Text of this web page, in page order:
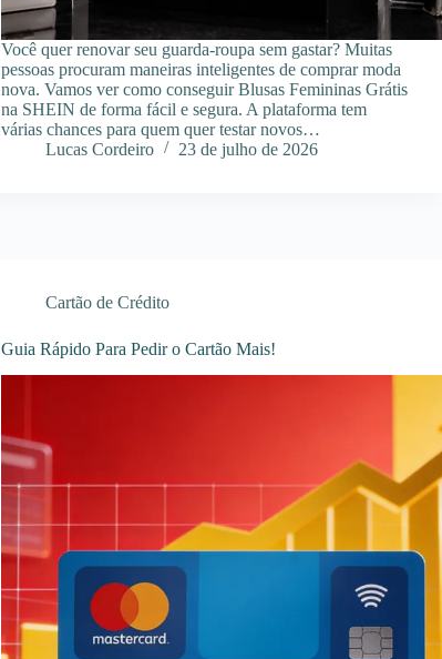
Você quer renovar seu guarda-roupa sem gastar? Muitas
pessoas procuram maneiras inteligentes de comprar moda
nova. Vamos ver como conseguir Blusas Femininas Grátis
na SHEIN de forma fácil e segura. A plataforma tem
várias chances para quem quer testar novos…
Lucas Cordeiro
23 de julho de 2026
Cartão de Crédito
Guia Rápido Para Pedir o Cartão Mais!